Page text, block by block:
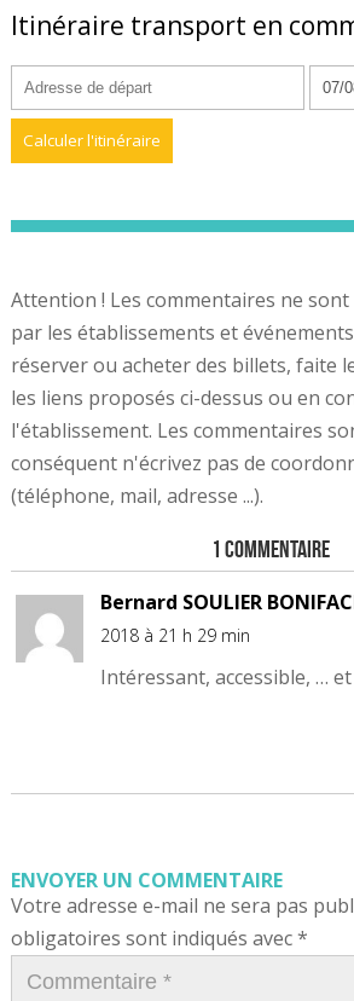
Itinéraire transport en
Attention ! Les commentaires ne
par les établissements et
réserver ou acheter des billets, faite
les liens proposés ci-dessus ou en
l'établissement. Les commentaires
conséquent n'écrivez pas de
(téléphone, mail, adresse ...).
1 Commentaire
Bernard SOULIER
2018 à 21 h 29 min
Intéressant, accessible, …
ENVOYER UN COMMENTAIRE
Votre adresse e-mail ne sera pas
obligatoires sont indiqués avec*